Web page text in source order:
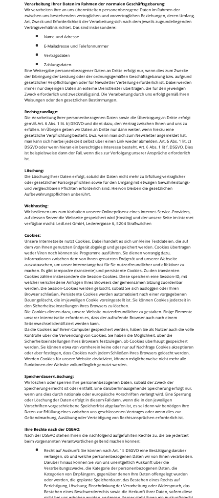
Verarbeitung Ihrer Daten im Rahmen der normalen Geschäftsgebarung:
Wir verarbeiten Ihre an uns übermittelten personenbezogene Daten im Rahmen der
zwischen uns bestehenden vertraglichen und vorvertraglichen Beziehungen, deren Umfang,
Art, Zweck und Erforderlichkeit der Verarbeitung sich nach dem jeweils zugrundeliegenden
Vertragsverhältnis richtet. Das sind insbesondere:
Name und Adresse
E-Mailadresse und Telefonnummer
Vertragsdaten
Zahlungsdaten
Eine Weitergabe personenbezogener Daten an Dritte erfolgt nur, wenn dies zum Zwecke
der Erbringung der Leistung oder der ordnungsgemäßen Geschäftsgebarung bzw. aufgrund
gesetzlicher Verpflichtungen oder für Newsletter Verteilung erforderlich ist. Dabei werden
immer nur diejenigen Daten an externe Dienstleister übertragen, die für den jeweiligen
Zweck erforderlich und zweckmäßig sind. Die Verarbeitung durch uns erfolgt gemäß Ihren
Weisungen oder den gesetzlichen Bestimmungen.
Rechtsgrundlage:
Die Verarbeitung Ihrer personenbezogenen Daten sowie die Übertragung an Dritte erfolgt
gemäß Art. 6 Abs. 1 lit. b) DSGVO und dient dazu, den Vertrag zwischen Ihnen und uns zu
erfüllen. Im Übrigen geben wir Daten an Dritte nur dann weiter, wenn hierzu eine
gesetzliche Verpflichtung besteht, bwz. wenn man sich zum Newsletter angemeldet hat,
man kann sich hierbei jederzeit selbst über einen Link wieder abmelden. Art. 6 Abs. 1 lit. c)
DSGVO oder wenn hieran ein berechtigtes Interesse besteht, Art. 6 Abs. 1 lit f. DSGVO. Dies
ist beispielsweise dann der Fall, wenn dies zur Verfolgung unserer Ansprüche erforderlich
ist.
Löschung:
Die Löschung Ihrer Daten erfolgt, sobald die Daten nicht mehr zu Erfüllung vertraglicher
oder gesetzlicher Fürsorgepflichten sowie für den Umgang mit etwaigen Gewährleistungs-
und vergleichbaren Pflichten erforderlich sind. Hiervon bleiben die gesetzlichen
Aufbewahrungspflichten unberührt.
Webhosting:
Wir bedienen uns zum Vorhalten unserer Onlinepräsenz eines Internet-Service-Providers,
auf dessen Server die Webseite gespeichert wird (Hosting) und der unsere Seite im Internet
verfügbar macht: Ledl.net GmbH, Lederergasse 6, 5204 Straßwalchen
Cookies:
Unsere Internetseite nutzt Cookies. Dabei handelt es sich um kleine Textdateien, die auf
dem von Ihnen genutzten Endgerät abgelegt und gespeichert werden. Cookies übertragen
weder Viren noch können sie Programme ausführen. Sie dienen vorrangig dazu,
Informationen zwischen dem von Ihnen genutzten Endgerät und unserer Webseite
auszutauschen, um unser Internetangebot für Sie nutzerfreundlicher und effektiver zu
machen. Es gibt temporäre (transiente) und persistente Cookies. Zu den transienten
Cookies zählen insbesondere die Session-Cookies. Diese speichern eine Session-ID, mit
welcher verschiedene Anfragen Ihres Browsers der gemeinsamen Sitzung zuordenbar
werden. Die Session-Cookies werden gelöscht, sobald Sie sich ausloggen oder Ihren
Browser schließen. Persistente Cookies werden automatisiert nach einer vorgegebenen
Dauer gelöscht, die im jeweiligen Cookie voreingestellt ist. Sie können Cookies jederzeit in
den Sicherheitseinstellungen Ihres Browsers zu löschen.
Die Cookies dienen dazu, unsere Website nutzerfreundlicher zu gestalten. Einige Elemente
unserer Internetseite erfordern es, dass der aufrufende Browser auch nach einem
Seitenwechsel identifiziert werden kann.
Da die Cookies auf Ihrem Computer gespeichert werden, haben Sie als Nutzer auch die volle
Kontrolle über die Verwendung von Cookies. Sie haben die Möglichkeit, über die
Sicherheitseinstellungen Ihres Browsers festzulegen, ob Cookies überhaupt gespeichert
werden. Sie können etwa von vornherein keine oder nur auf Nachfrage Cookies akzeptieren
oder aber festlegen, dass Cookies nach jedem Schließen Ihres Browsers gelöscht werden.
Werden Cookies für unsere Website deaktiviert, können möglicherweise nicht mehr alle
Funktionen der Website vollumfänglich genutzt werden.
Speicherdauer/Löschung:
Wir löschen oder sperren Ihre personenbezogenen Daten, sobald der Zweck der
Speicherung erreicht ist oder entfällt. Eine darüberhinausgehende Speicherung erfolgt nur,
wenn uns dies durch nationale oder europäische Vorschriften verlangt wird. Eine Sperrung
oder Löschung der Daten erfolgt in diesem Fall dann, wenn die in den jeweiligen
Vorschriften vorgeschriebene Speicherfrist abgelaufen ist, es sei denn wir benötigen Ihre
Daten zur Erfüllung eines zwischen uns geschlossenen Vertrages oder wenn dies zur
Geltendmachung, Ausübung oder Verteidigung von Rechtsansprüchen erforderlich ist.
Ihre Rechte nach der DSGVO:
Nach der DSGVO stehen Ihnen die nachfolgend aufgeführten Rechte zu, die Sie jederzeit
beim vorgenannten Verantwortlichen geltend machen können:
Recht auf Auskunft: Sie können nach Art. 15 DSGVO eine Bestätigung darüber
verlangen, ob und welche personenbezogenen Daten wir von Ihnen verarbeiten.
Darüber hinaus können Sie von uns unentgeltlich Auskunft über die
Verarbeitungszwecke, die Kategorie der personenbezogenen Daten, die
Kategorien von Empfängern, gegenüber denen Ihre Daten offengelegt wurden
oder werden, die geplante Speicherdauer, das Bestehen eines Rechts auf
Berichtigung, Löschung, Einschränkung der Verarbeitung oder Widerspruch, das
Bestehen eines Beschwerderechts sowie die Herkunft ihrer Daten, sofern diese